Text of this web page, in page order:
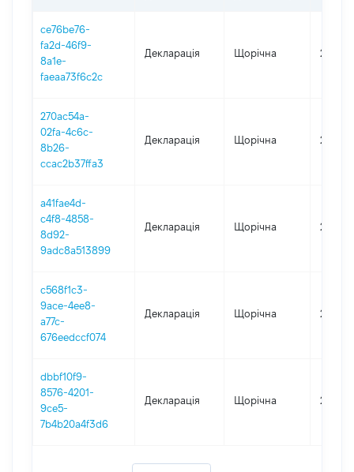
ce76be76-
fa2d-46f9-
8a1e-
faeaa73f6c2c
Декларація Щорічна 2025
270ac54a-
02fa-4c6c-
8b26-
ccac2b37ffa3
Декларація Щорічна 2024
a41fae4d-
c4f8-4858-
8d92-
9adc8a513899
Декларація Щорічна 2023
c568f1c3-
9ace-4ee8-
a77c-
676eedccf074
Декларація Щорічна 2022
dbbf10f9-
8576-4201-
9ce5-
7b4b20a4f3d6
Декларація Щорічна 2021